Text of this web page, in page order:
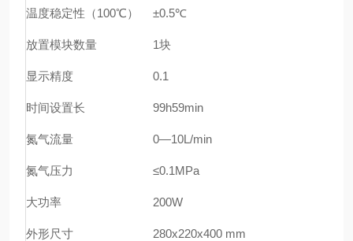
温度稳定性（100℃） ±0.5℃
放置模块数量 1块
显示精度 0.1
时间设置长 99h59min
氮气流量 0—10L/min
氮气压力 ≤0.1MPa
大功率 200W
外形尺寸 280x220x400 mm